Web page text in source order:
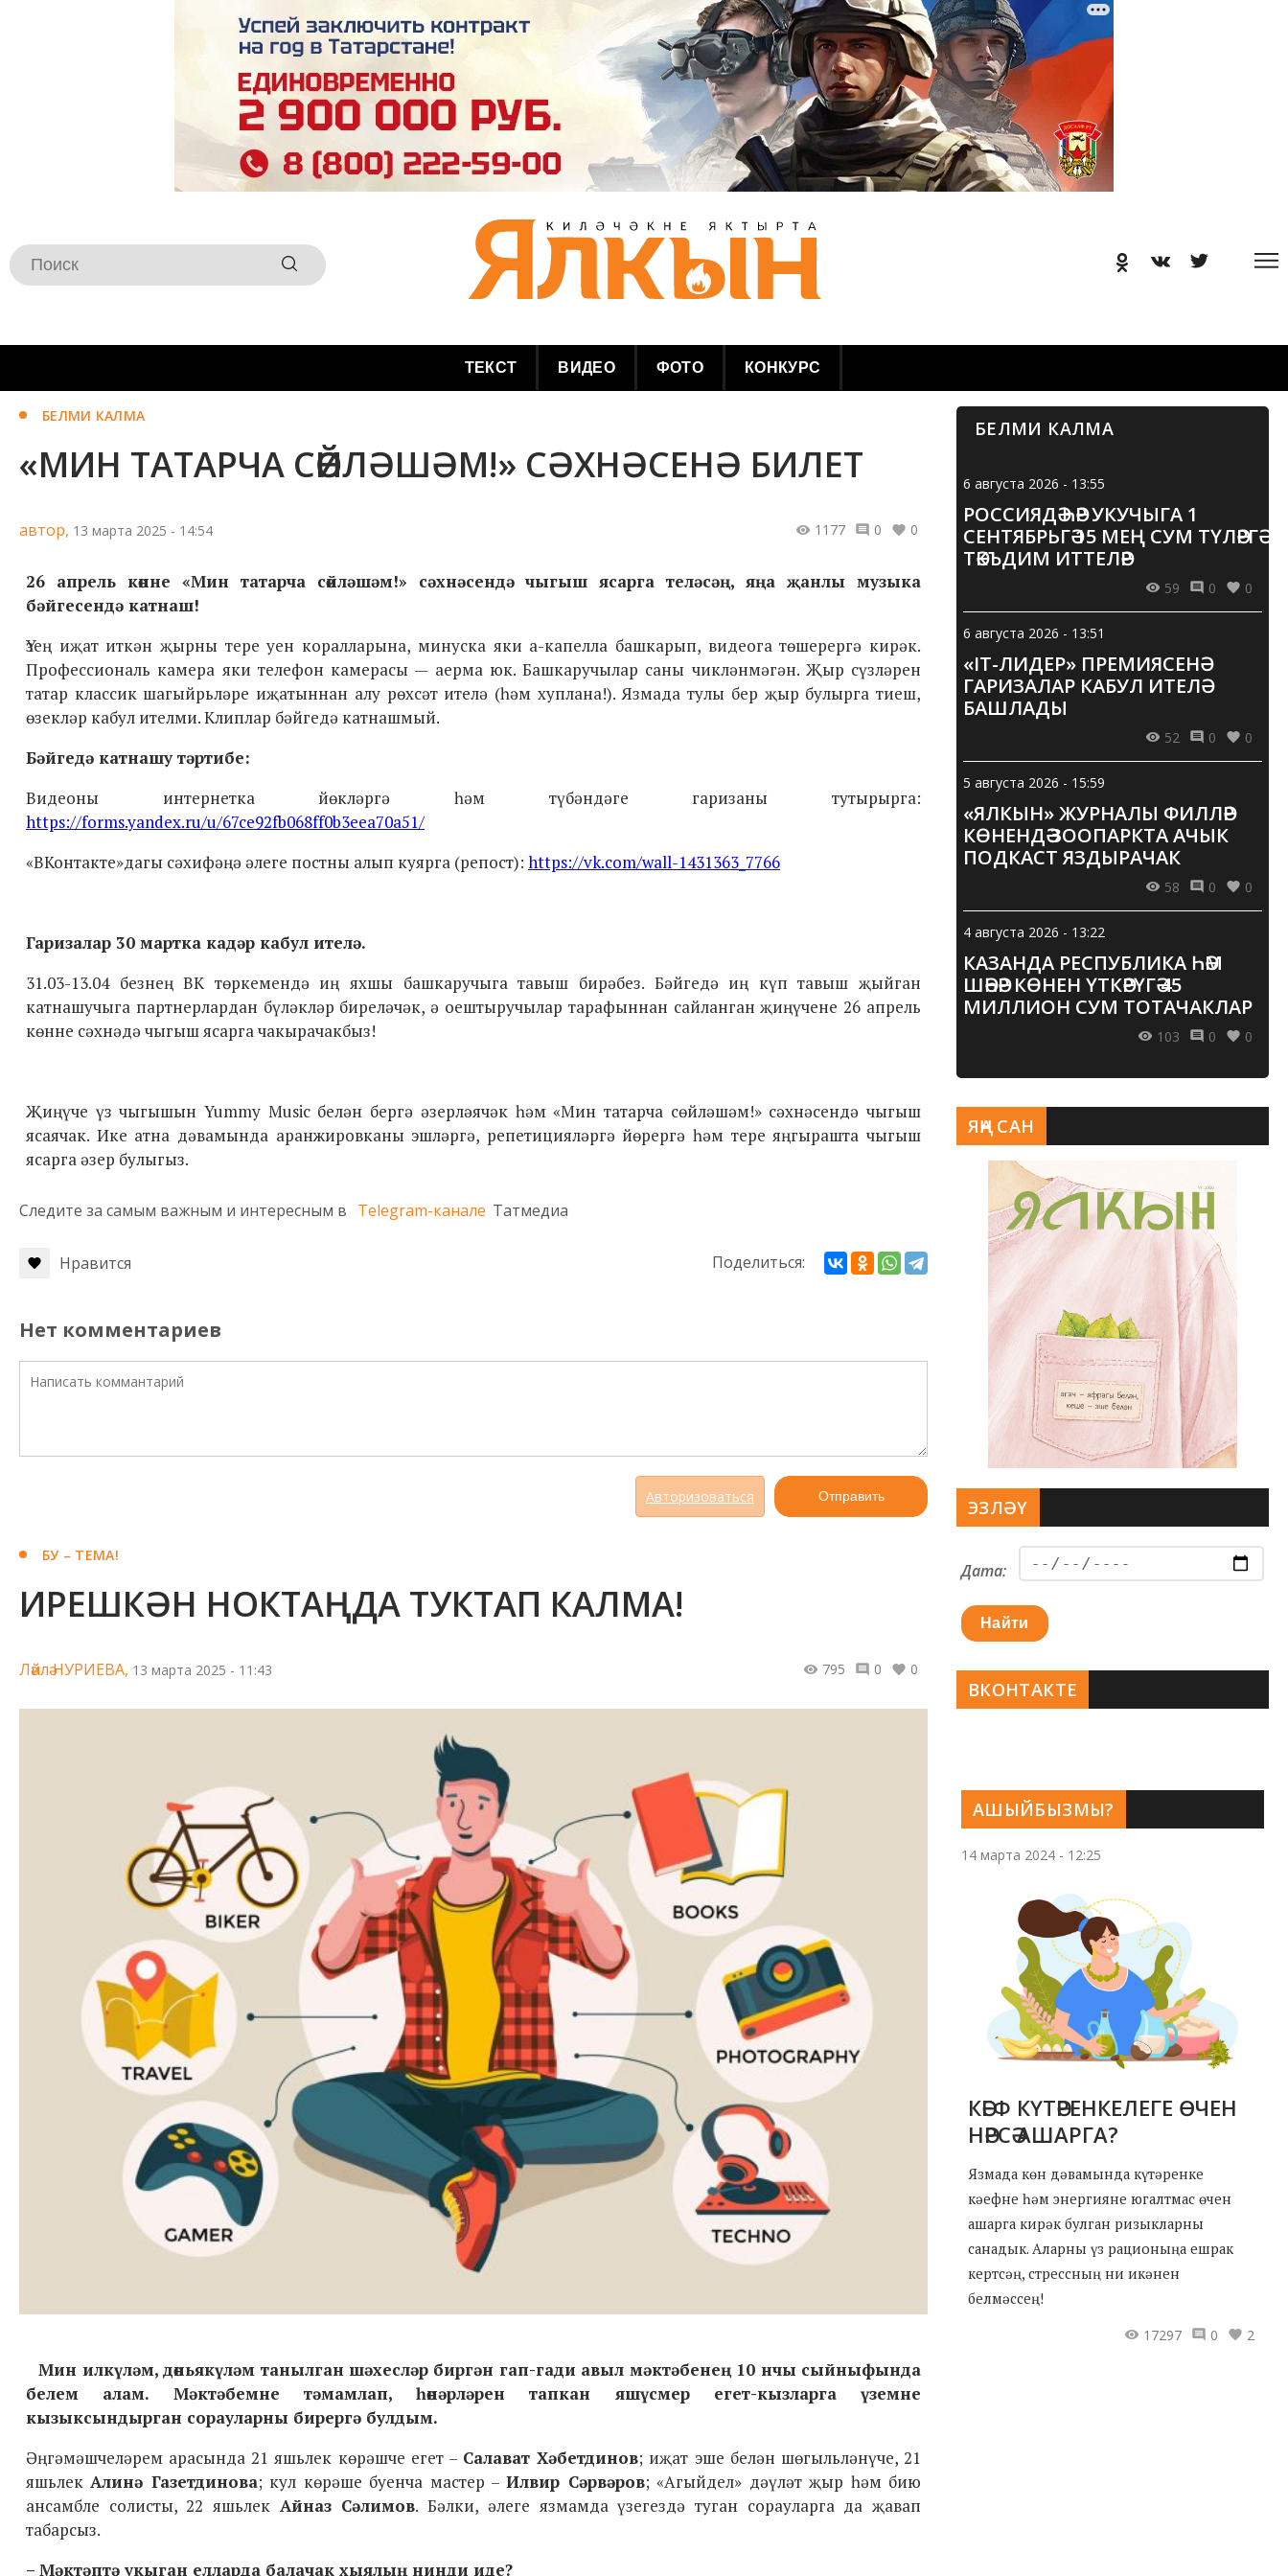
ТЕКСТ ВИДЕО ФОТО КОНКУРС
БЕЛМИ КАЛМА
«МИН ТАТАРЧА СӨЙЛӘШӘМ!» СӘХНӘСЕНӘ БИЛЕТ
автор, 13 марта 2025 - 14:54 1177 0 0
26 апрель көнне «Мин татарча сөйләшәм!» сәхнәсендә чыгыш ясарга теләсәң, яңа җанлы музыка
бәйгесендә катнаш!
Үзең иҗат иткән җырны тере уен коралларына, минуска яки а-капелла башкарып, видеога төшерергә кирәк.
Профессиональ камера яки телефон камерасы — аерма юк. Башкаручылар саны чикләнмәгән. Җыр сүзләрен
татар классик шагыйрьләре иҗатыннан алу рөхсәт ителә (һәм хуплана!). Язмада тулы бер җыр булырга тиеш,
өзекләр кабул ителми. Клиплар бәйгедә катнашмый.
Бәйгедә катнашу тәртибе:
Видеоны интернетка йөкләргә һәм түбәндәге гаризаны тутырырга:
https://forms.yandex.ru/u/67ce92fb068ff0b3eea70a51/
«ВКонтакте»дагы сәхифәңә әлеге постны алып куярга (репост): https://vk.com/wall-1431363_7766
Гаризалар 30 мартка кадәр кабул ителә.
31.03-13.04 безнең ВК төркемендә иң яхшы башкаручыга тавыш бирәбез. Бәйгедә иң күп тавыш җыйган
катнашучыга партнерлардан бүләкләр биреләчәк, ә оештыручылар тарафыннан сайланган җиңүчене 26 апрель
көнне сәхнәдә чыгыш ясарга чакырачакбыз!
Җиңүче үз чыгышын Yummy Music белән бергә әзерләячәк һәм «Мин татарча сөйләшәм!» сәхнәсендә чыгыш
ясаячак. Ике атна дәвамында аранжировканы эшләргә, репетицияләргә йөрергә һәм тере яңгырашта чыгыш
ясарга әзер булыгыз.
Следите за самым важным и интересным в Telegram-канале Татмедиа
Нравится Поделиться:
Нет комментариев
Авторизоваться Отправить
БУ – ТЕМА!
ИРЕШКӘН НОКТАҢДА ТУКТАП КАЛМА!
Ләйлә НУРИЕВА, 13 марта 2025 - 11:43 795 0 0
Мин илкүләм, дөньякүләм танылган шәхесләр биргән гап-гади авыл мәктәбенең 10 нчы сыйныфында
белем алам. Мәктәбемне тәмамлап, һөнәрләрен тапкан яшүсмер егет-кызларга үземне
кызыксындырган сорауларны бирергә булдым.
Әңгәмәшчеләрем арасында 21 яшьлек көрәшче егет – Салават Хәбетдинов; иҗат эше белән шөгыльләнүче, 21
яшьлекАлинә Газетдинова; кул көрәше буенча мастер –Илвир Сәрвәров; «Агыйдел» дәүләт җыр һәм бию
ансамбле солисты, 22 яшьлек Айназ Сәлимов. Бәлки, әлеге язмамда үзегездә туган сорауларга да җавап
табарсыз.
– Мәктәптә укыган елларда балачак хыялың нинди иде?
БЕЛМИ КАЛМА
6 августа 2026 - 13:55
РОССИЯДӘ ҺӘР УКУЧЫГА 1
СЕНТЯБРЬГӘ 15 МЕҢ СУМ ТҮЛӘРГӘ
ТӘКЪДИМ ИТТЕЛӘР
59 0 0
6 августа 2026 - 13:51
«IT-ЛИДЕР» ПРЕМИЯСЕНӘ
ГАРИЗАЛАР КАБУЛ ИТЕЛӘ
БАШЛАДЫ
52 0 0
5 августа 2026 - 15:59
«ЯЛКЫН» ЖУРНАЛЫ ФИЛЛӘР
КӨНЕНДӘ ЗООПАРКТА АЧЫК
ПОДКАСТ ЯЗДЫРАЧАК
58 0 0
4 августа 2026 - 13:22
КАЗАНДА РЕСПУБЛИКА ҺӘМ
ШӘҺӘР КӨНЕН ҮТКӘРҮГӘ 45
МИЛЛИОН СУМ ТОТАЧАКЛАР
103 0 0
АШЫЙБЫЗМЫ?
14 марта 2024 - 12:25
КӘЕФ КҮТӘРЕНКЕЛЕГЕ ӨЧЕН
НӘРСӘ АШАРГА?
Язмада көн дәвамында күтәренке
кәефне һәм энергияне югалтмас өчен
ашарга кирәк булган ризыкларны
санадык. Аларны үз рационыңа ешрак
кертсәң, стрессның ни икәнен
белмәссең!
17297
0 2
ЯҢА САН
ЭЗЛӘҮ
Дата:
Найти
ВКОНТАКТЕ